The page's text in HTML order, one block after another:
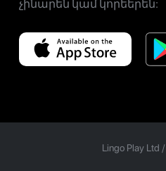
չինարեն կամ կորեերեն:
Lingo Play Ltd /